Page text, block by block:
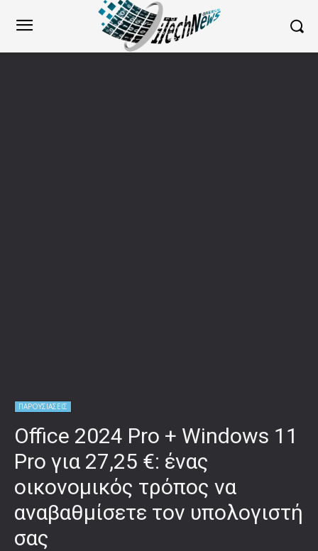
ΠΑΡΟΥΣΙΑΣΕΙΣ
Office 2024 Pro + Windows 11
Pro για 27,25 €: ένας
οικονομικός τρόπος να
αναβαθμίσετε τον υπολογιστή
σας